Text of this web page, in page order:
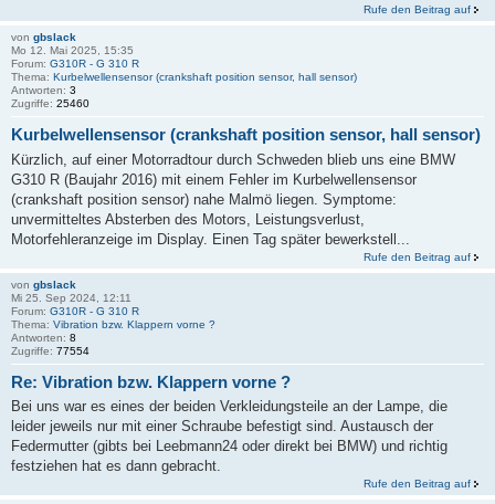
Rufe den Beitrag auf
von gbslack
Mo 12. Mai 2025, 15:35
Forum: G310R - G 310 R
Thema: Kurbelwellensensor (crankshaft position sensor, hall sensor)
Antworten: 3
Zugriffe: 25460
Kurbelwellensensor (crankshaft position sensor, hall sensor)
Kürzlich, auf einer Motorradtour durch Schweden blieb uns eine BMW
G310 R (Baujahr 2016) mit einem Fehler im Kurbelwellensensor
(crankshaft position sensor) nahe Malmö liegen. Symptome:
unvermitteltes Absterben des Motors, Leistungsverlust,
Motorfehleranzeige im Display. Einen Tag später bewerkstell...
Rufe den Beitrag auf
von gbslack
Mi 25. Sep 2024, 12:11
Forum: G310R - G 310 R
Thema: Vibration bzw. Klappern vorne ?
Antworten: 8
Zugriffe: 77554
Re: Vibration bzw. Klappern vorne ?
Bei uns war es eines der beiden Verkleidungsteile an der Lampe, die
leider jeweils nur mit einer Schraube befestigt sind. Austausch der
Federmutter (gibts bei Leebmann24 oder direkt bei BMW) und richtig
festziehen hat es dann gebracht.
Rufe den Beitrag auf